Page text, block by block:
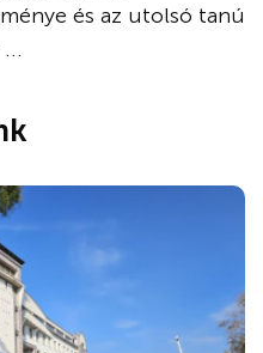
és az utolsó tanú